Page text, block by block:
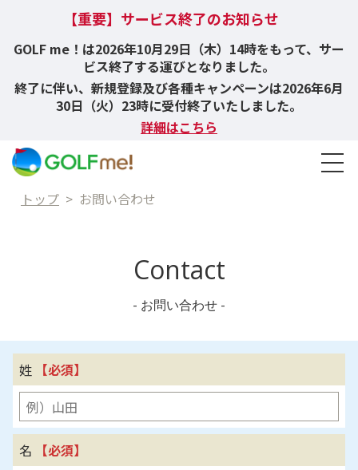
【重要】サービス終了のお知らせ
GOLF me！は2026年10月29日（木）14時をもって、サー
ビス終了する運びとなりました。
終了に伴い、新規登録及び各種キャンペーンは2026年6月
30日（火）23時に受付終了いたしました。
詳細はこちら
トップ > お問い合わせ
Contact
- お問い合わせ -
姓 【必須】
名 【必須】